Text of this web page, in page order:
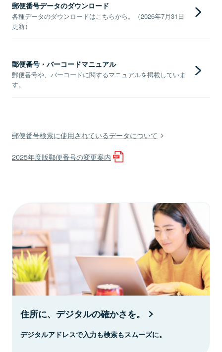
郵便番号データのダウンロード
各種データのダウンロードはこちらから。（2026年7月31日
更新）
郵便番号・バーコードマニュアル
郵便番号や、バーコードに関するマニュアルを掲載していま
す。
郵便番号検索に使用されているデータについて
2025年度版郵便番号の変更案内
住所に、デジタルの確かさを。
デジタルアドレスで入力も検索もスムーズに。